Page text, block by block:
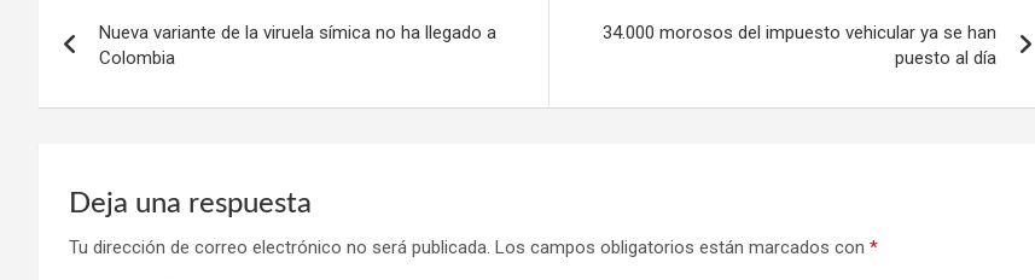
de
entradas
Nueva variante de la viruela símica no ha llegado a
Colombia
34.000 morosos del impuesto vehicular ya se han
puesto al día
Deja una respuesta
Tu dirección de correo electrónico no será publicada. Los campos obligatorios están marcados con *